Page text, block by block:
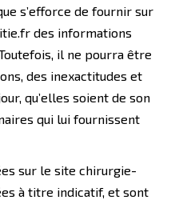
s’efforce de fournir sur
des informations
il ne pourra être
des inexactitudes et
qu’elles soient de son
qui lui fournissent
sur le site chirurgie-
à titre indicatif, et sont